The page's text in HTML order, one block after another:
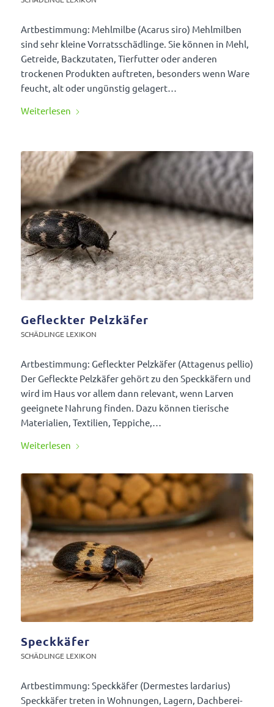
Artbe­stim­mung: Mehl­milbe (Acarus siro) Mehl­milben
sind sehr kleine Vorrats­schäd­linge. Sie können in Mehl,
Getreide, Back­zu­taten, Tier­futter oder anderen
trockenen Produkten auftreten, beson­ders wenn Ware
feucht, alt oder ungünstig gela­gert…
Weiter­lesen
Gefleckter Pelzkäfer
SCHÄD­LINGE LEXIKON
Artbe­stim­mung: Gefleckter Pelz­käfer (Atta­genus pellio)
Der Gefleckte Pelz­käfer gehört zu den Speck­kä­fern und
wird im Haus vor allem dann rele­vant, wenn Larven
geeig­nete Nahrung finden. Dazu können tieri­sche
Mate­ria­lien, Texti­lien, Teppiche,…
Weiter­lesen
Speckkäfer
SCHÄD­LINGE LEXIKON
Artbe­stim­mung: Speck­käfer (Dermestes larda­rius)
Speck­käfer treten in Wohnungen, Lagern, Dach­be­rei­